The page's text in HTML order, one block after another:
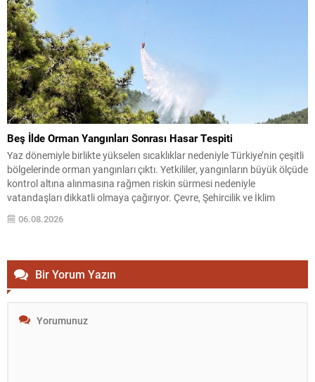
Beş İlde Orman Yangınları Sonrası Hasar Tespiti
Yaz dönemiyle birlikte yükselen sıcaklıklar nedeniyle Türkiye’nin çeşitli
bölgelerinde orman yangınları çıktı. Yetkililer, yangınların büyük ölçüde
kontrol altına alınmasına rağmen riskin sürmesi nedeniyle
vatandaşları dikkatli olmaya çağırıyor. Çevre, Şehircilik ve İklim
Değişikliği Bakanı Murat Kurum, beş ilde yapılan hasar tespitlerinin
sonuçlarını paylaştı ve etkilenenlerin yanında olunacağını vurguladı.
06.08.2026
Bir Yorum Yazın